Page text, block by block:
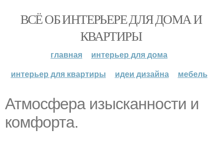
ВСЁ ОБ ИНТЕРЬЕРЕ ДЛЯ ДОМА И
КВАРТИРЫ
главная
интерьер для дома
интерьер для квартиры
идеи дизайна мебель
Атмосфера изысканности и
комфорта.